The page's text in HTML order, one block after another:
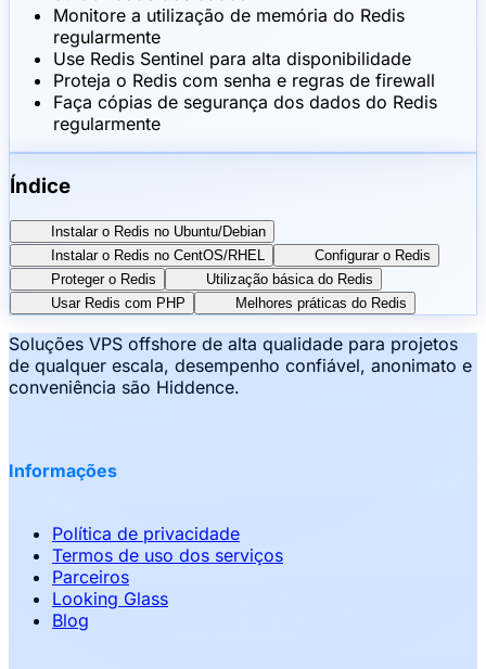
Monitore a utilização de memória do Redis
regularmente
Use Redis Sentinel para alta disponibilidade
Proteja o Redis com senha e regras de firewall
Faça cópias de segurança dos dados do Redis
regularmente
Índice
Instalar o Redis no Ubuntu/Debian
Instalar o Redis no CentOS/RHEL
Configurar o Redis
Proteger o Redis
Utilização básica do Redis
Usar Redis com PHP
Melhores práticas do Redis
Soluções VPS offshore de alta qualidade para projetos
de qualquer escala, desempenho confiável, anonimato e
conveniência são Hiddence.
Informações
Política de privacidade
Termos de uso dos serviços
Parceiros
Looking Glass
Blog